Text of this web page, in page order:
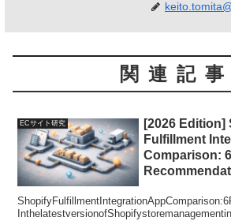
関連記事
ECサイト研究
[2026 Edition]
Fulfillment
Comparison: 6